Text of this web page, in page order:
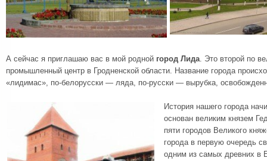
А сейчас я приглашаю вас в мой родной город Лида. Это второй по
промышленный центр в Гродненской области. Название города
«лидимас», по-белорусски — ляда, по-русски — вырубка,
История нашего города
основан великим князем
пяти городов Великого
города в первую очередь
одним из самых древних в